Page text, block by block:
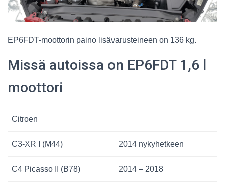
EP6FDT-moottorin paino lisävarusteineen on 136 kg.
Missä autoissa on EP6FDT 1,6 l
moottori
Citroen
C3-XR I (M44) 2014 nykyhetkeen
C4 Picasso II (B78) 2014 – 2018